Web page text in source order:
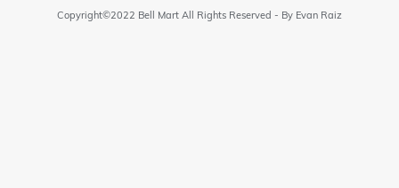
Copyright©2022 Bell Mart All Rights Reserved - By Evan Raiz